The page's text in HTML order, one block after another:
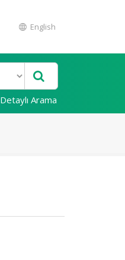
English
Detaylı Arama